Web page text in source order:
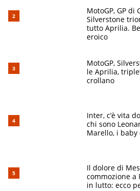
MotoGP, GP di
Silverstone
tutto Aprilia.
eroico
MotoGP,
le Aprilia,
crollano
Inter, c’è vita
chi sono
Marello, i
Il dolore di
commozione a
in lutto: ecco